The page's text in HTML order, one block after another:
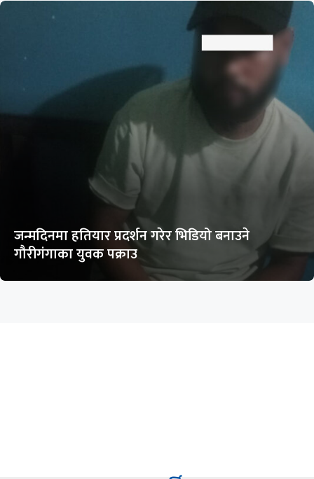
जन्मदिनमा हतियार प्रदर्शन गरेर भिडियो बनाउने
गौरीगंगाका युवक पक्राउ